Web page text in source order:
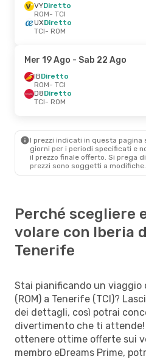
VYDiretto
ROM- TCI
UXDiretto
TCI- ROM
Mer 19 Ago - Sab 22 Ago
IBDiretto
ROM- TCI
D8Diretto
TCI- ROM
I prezzi indicati in questa
giorni per i periodi specificati e
il ​​prezzo finale offerto. Si prega
prezzi sono soggetti a modifiche.
Perché scegliere
volare con Iberia
Tenerife
Stai pianificando un viaggio
(ROM) a Tenerife (TCI)?
dei dettagli, così potrai
divertimento che ti attende!
ottenere ottime offerte sui
membro eDreams Prime,